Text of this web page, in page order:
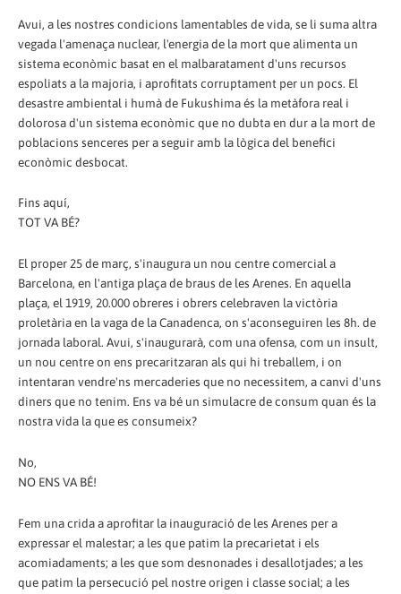
Avui, a les nostres condicions lamentables de vida, se li suma altra
vegada l'amenaça nuclear, l'energia de la mort que alimenta un
sistema econòmic basat en el malbaratament d'uns recursos
espoliats a la majoria, i aprofitats corruptament per un pocs. El
desastre ambiental i humà de Fukushima és la metàfora real i
dolorosa d'un sistema econòmic que no dubta en dur a la mort de
poblacions senceres per a seguir amb la lògica del benefici
econòmic desbocat.
Fins aquí,
TOT VA BÉ?
El proper 25 de març, s'inaugura un nou centre comercial a
Barcelona, en l'antiga plaça de braus de les Arenes. En aquella
plaça, el 1919, 20.000 obreres i obrers celebraven la victòria
proletària en la vaga de la Canadenca, on s'aconseguiren les 8h. de
jornada laboral. Avui, s'inaugurarà, com una ofensa, com un insult,
un nou centre on ens precaritzaran als qui hi treballem, i on
intentaran vendre'ns mercaderies que no necessitem, a canvi d'uns
diners que no tenim. Ens va bé un simulacre de consum quan és la
nostra vida la que es consumeix?
No,
NO ENS VA BÉ!
Fem una crida a aprofitar la inauguració de les Arenes per a
expressar el malestar; a les que patim la precarietat i els
acomiadaments; a les que som desnonades i desallotjades; a les
que patim la persecució pel nostre origen i classe social; a les